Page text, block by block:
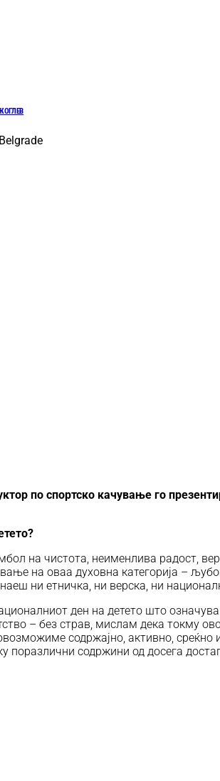
по спортско качување го
на чистота, неименлива радост,
на оваа духовна категорија –
ни етничка, ни верска, ни
ден на детето што
– без страв, мислам дека токму
содржајно, активно, среќно
поразлични содржини од досега